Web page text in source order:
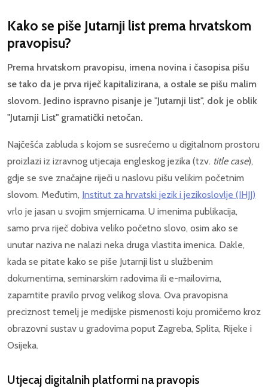
Kako se piše Jutarnji list prema hrvatskom
pravopisu?
Prema hrvatskom pravopisu, imena novina i časopisa pišu
se tako da je prva riječ kapitalizirana, a ostale se pišu malim
slovom. Jedino ispravno pisanje je "Jutarnji list", dok je oblik
"Jutarnji List" gramatički netočan.
Najčešća zabluda s kojom se susrećemo u digitalnom prostoru
proizlazi iz izravnog utjecaja engleskog jezika (tzv. title case),
gdje se sve značajne riječi u naslovu pišu velikim početnim
slovom. Međutim, Institut za hrvatski jezik i jezikoslovlje (IHJJ)
vrlo je jasan u svojim smjernicama. U imenima publikacija,
samo prva riječ dobiva veliko početno slovo, osim ako se
unutar naziva ne nalazi neka druga vlastita imenica. Dakle,
kada se pitate kako se piše Jutarnji list u službenim
dokumentima, seminarskim radovima ili e-mailovima,
zapamtite pravilo prvog velikog slova. Ova pravopisna
preciznost temelj je medijske pismenosti koju promičemo kroz
obrazovni sustav u gradovima poput Zagreba, Splita, Rijeke i
Osijeka.
Utjecaj digitalnih platformi na pravopis